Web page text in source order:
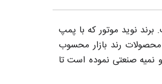
برند نوید موتور که با پمپ
رند بازار محسوب
صنعتی نموده است تا